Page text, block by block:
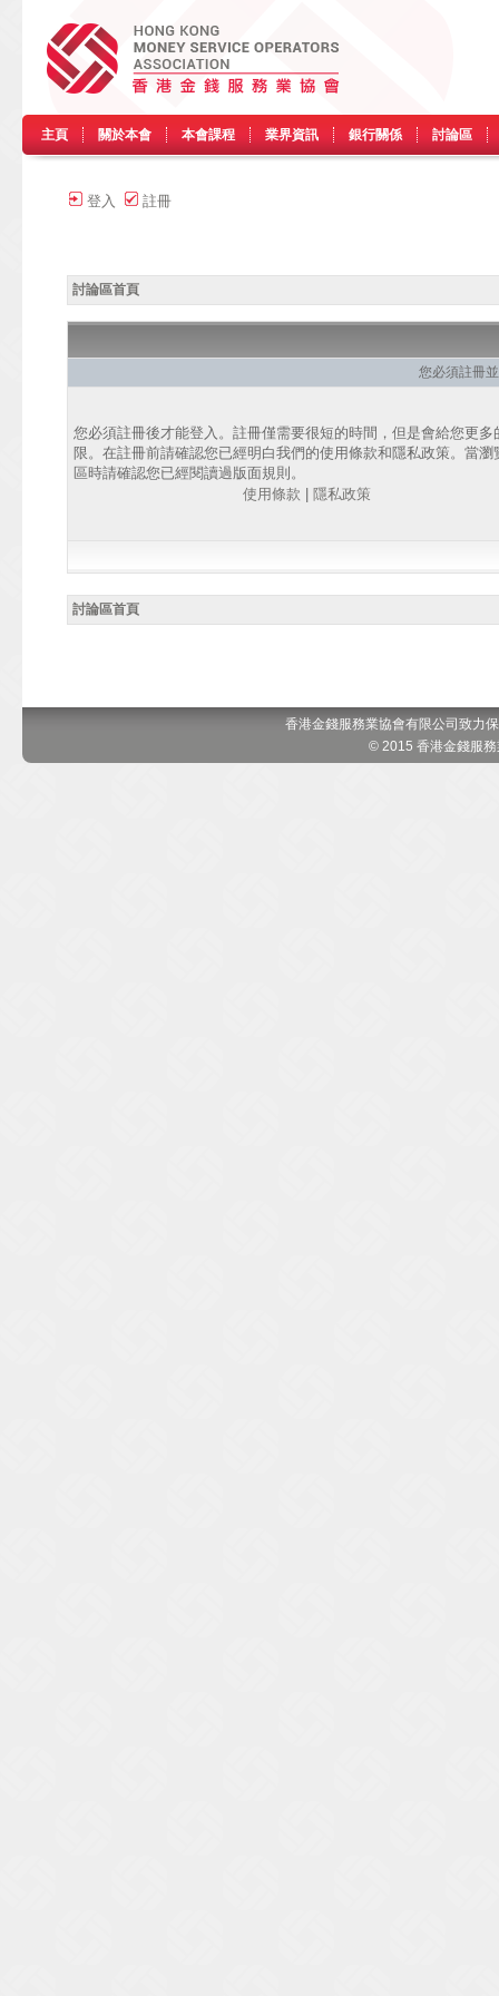
主頁 關於本會 本會課程 業界資訊 銀行關係 討論區
登入 註冊
討論區首頁
您必須註冊
您必須註冊後才能登入。註冊僅需要很短的時間，但是會給您更多
限。在註冊前請確認您已經明白我們的使用條款和隱私政策。當瀏
區時請確認您已經閱讀過版面規則。
使用條款
隱私政策
討論區首頁
香港金錢服務業協會有限公司致力
© 2015 香港金錢服